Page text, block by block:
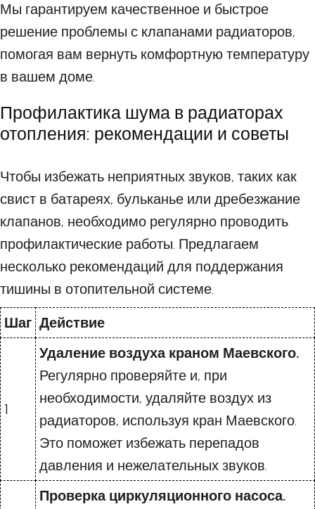
Мы гарантируем качественное и быстрое
решение проблемы с клапанами радиаторов,
помогая вам вернуть комфортную температуру
в вашем доме.
Профилактика шума в радиаторах
отопления: рекомендации и советы
Чтобы избежать неприятных звуков, таких как
свист в батареях, бульканье или дребезжание
клапанов, необходимо регулярно проводить
профилактические работы. Предлагаем
несколько рекомендаций для поддержания
тишины в отопительной системе.
Шаг Действие
1
Удаление воздуха краном Маевского.
Регулярно проверяйте и, при
необходимости, удаляйте воздух из
радиаторов, используя кран Маевского.
Это поможет избежать перепадов
давления и нежелательных звуков.
Проверка циркуляционного насоса.